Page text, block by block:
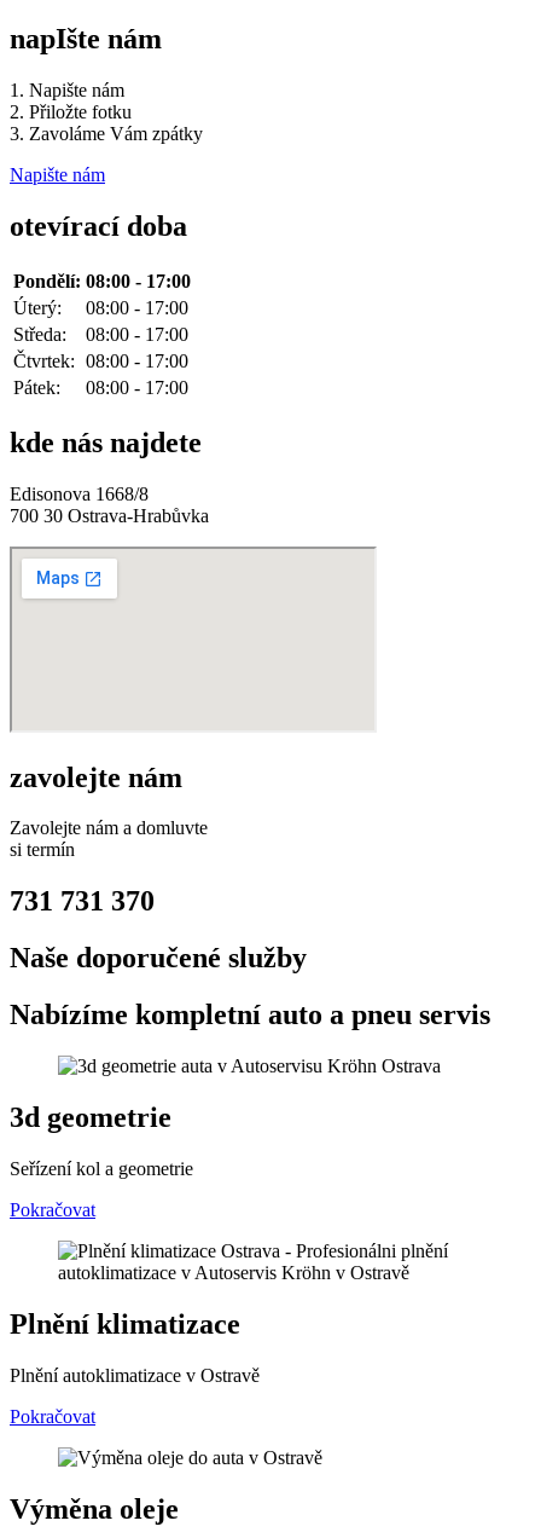
napIšte nám
1. Napište nám
2. Přiložte fotku
3. Zavoláme Vám zpátky
Napište nám
otevírací doba
Pondělí: 08:00 - 17:00
Úterý:
08:00 - 17:00
Středa:
08:00 - 17:00
Čtvrtek: 08:00 - 17:00
Pátek:
08:00 - 17:00
kde nás najdete
Edisonova 1668/8
700 30 Ostrava-Hrabůvka
zavolejte nám
Zavolejte nám a domluvte
si termín
731 731 370
Naše doporučené služby
Nabízíme kompletní auto a pneu servis
3d geometrie
Seřízení kol a geometrie
Pokračovat
Plnění klimatizace
Plnění autoklimatizace v Ostravě
Pokračovat
Výměna oleje